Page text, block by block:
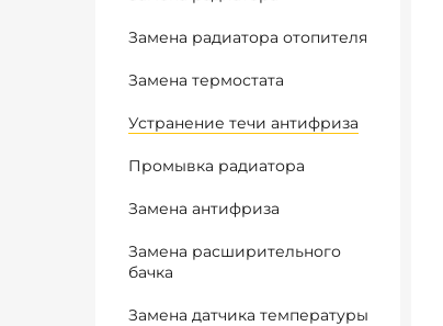
Замена радиатора отопителя
Замена термостата
Устранение течи антифриза
Промывка радиатора
Замена антифриза
Замена расширительного
бачка
Замена датчика температуры